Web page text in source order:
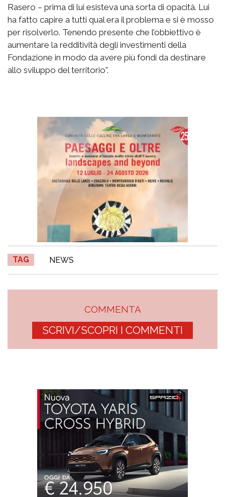
Rasero – prima di lui esisteva una sorta di opacità. Lui
ha fatto capire a tutti qual era il problema e si è mosso
per risolverlo. Tenendo presente che l’obbiettivo è
aumentare la redditività degli investimenti della
Fondazione in modo da avere più fondi da destinare
allo sviluppo del territorio”.
TAG NEWS
COMMENTA
SCRIVI/SCOPRI I COMMENTI